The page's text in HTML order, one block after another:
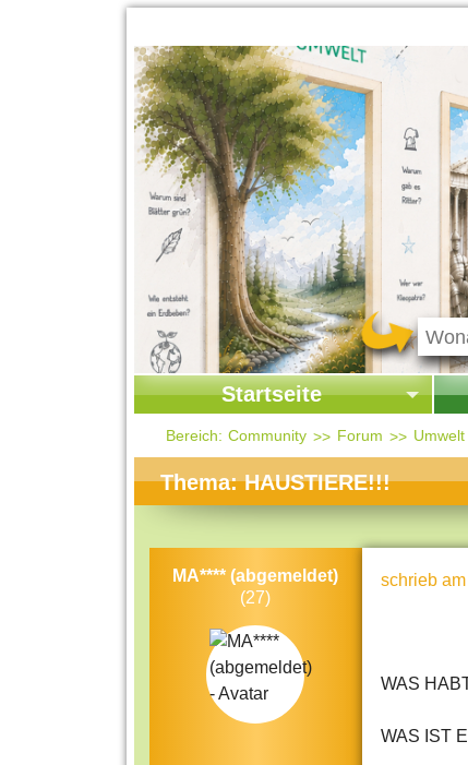
Startseite
Startseite
Kontakt
Themen-Specials
Häufig gesucht
Beliebte Artikel
Bereich: Community Forum
Thema: HAUSTIERE!!!
MA**** (abgemeldet)
(27)
schrieb
WAS
WAS IST